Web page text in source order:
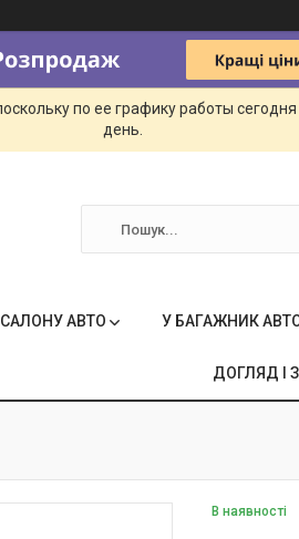
по ее графику работы
день.
АВТО У БАГАЖНИК
ДОГЛЯД І
В наявності